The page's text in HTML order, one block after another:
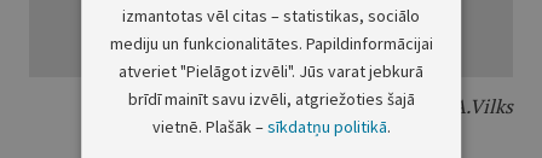
Finanšu ministrs A.Vilks
izmantotas vēl citas – statistikas, sociālo
mediju un funkcionalitātes. Papildinformācijai
atveriet "Pielāgot izvēli". Jūs varat jebkurā
brīdī mainīt savu izvēli, atgriežoties šajā
vietnē. Plašāk –sīkdatņu politikā.